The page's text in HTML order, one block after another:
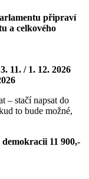
připraví
a celkového
11. / 1. 12. 2026
– stačí napsat do
to bude možné,
11 900,-